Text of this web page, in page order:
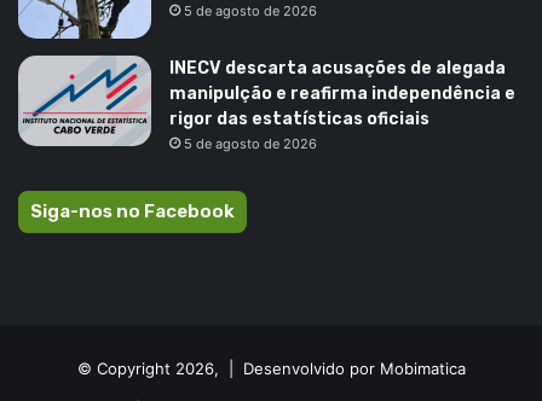
5 de agosto de 2026
INECV descarta acusações de alegada
manipulção e reafirma independência e
rigor das estatísticas oficiais
5 de agosto de 2026
Siga-nos no Facebook
© Copyright 2026, | Desenvolvido por Mobimatica